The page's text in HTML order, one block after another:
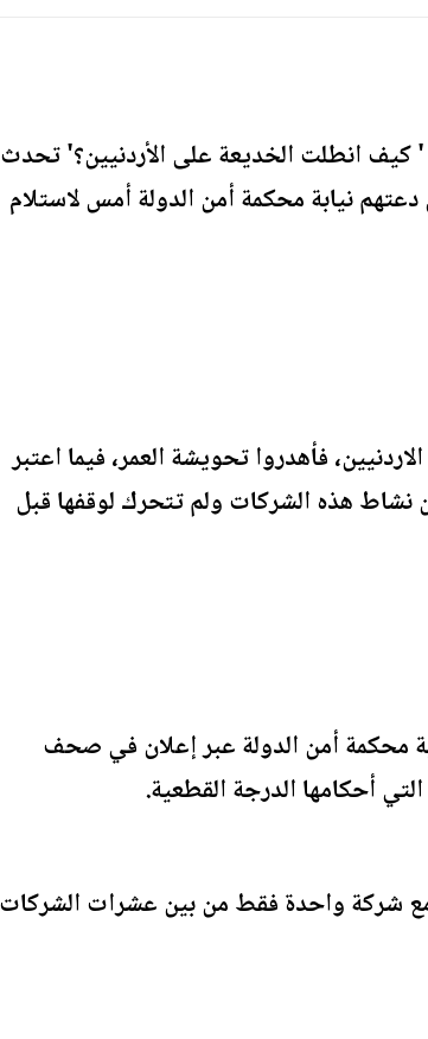
' كيف انطلت الخديعة على الأردنيين؟' تحدث
نيابة محكمة أمن الدولة أمس لاستلام
فأهدروا تحويشة العمر، فيما اعتبر
نشاط هذه الشركات ولم تتحرك لوقفها قبل
محكمة أمن الدولة عبر إعلان في صحف
أحكامها الدرجة القطعية.
اسم لمواطنين تعاملوا مع شركة واحدة فقط من بين عشرات الشركات